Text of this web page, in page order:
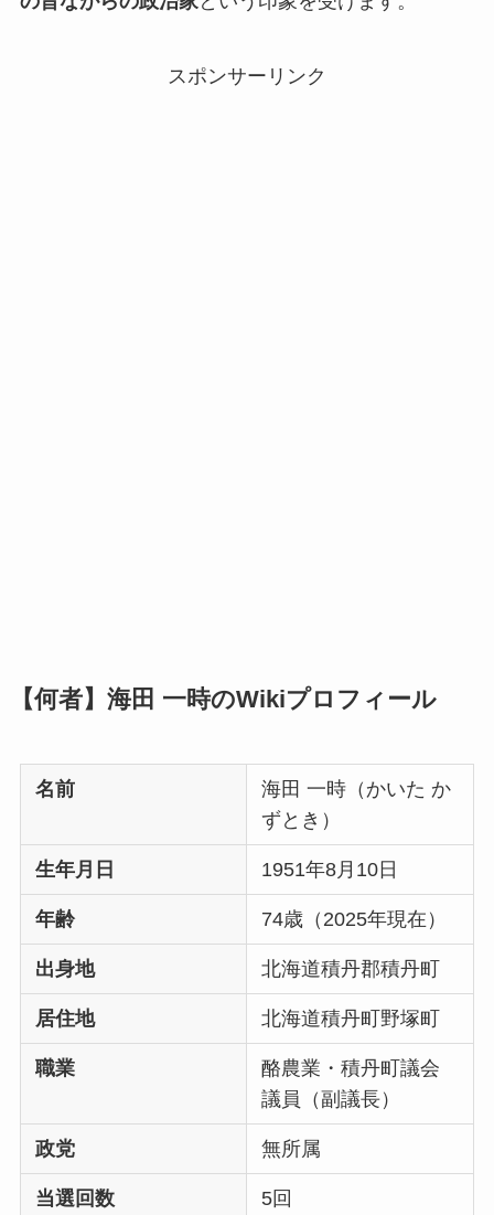
スポンサーリンク
【何者】海田 一時のWikiプロフィール
名前
海田 一時（かいた か
ずとき）
生年月日 1951年8月10日
年齢 74歳（2025年現在）
出身地 北海道積丹郡積丹町
居住地 北海道積丹町野塚町
職業
酪農業・積丹町議会
議員（副議長）
政党 無所属
当選回数 5回